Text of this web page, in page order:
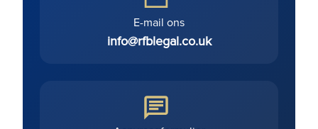
E-mail ons
info@rfblegal.co.uk